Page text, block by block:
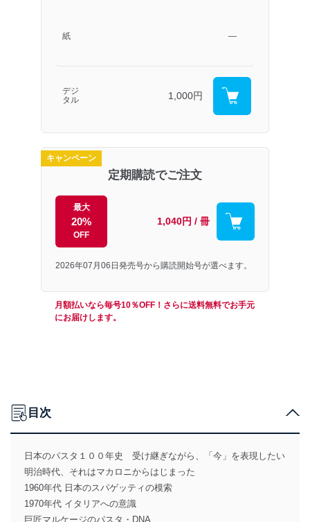
紙 ―
デジ
タル
1,000円
キャンペーン
定期購読でご注文
最大
20%
OFF
1,040円 / 冊
2026年07月06日発売号から購読開始号が選べます。
月額払いなら毎号10％OFF！さらに送料無料でお手元
にお届けします。
目次
日本のパスタ１００年史 受け継ぎながら、「今」を表現したい
明治時代、それはマカロニからはじまった
1960年代 日本のスパゲッティの模索
1970年代 イタリアへの意識
巨匠マルケージのパスタ・DNA